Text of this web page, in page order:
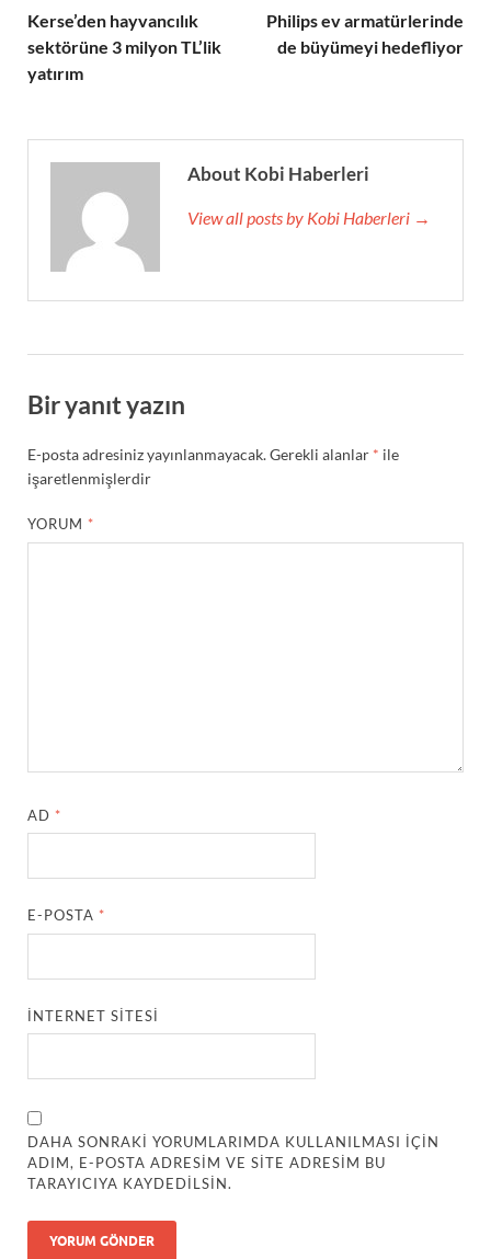
Kerse’den hayvancılık
sektörüne 3 milyon TL’lik
yatırım
Philips ev armatürlerinde
de büyümeyi hedefliyor
About Kobi Haberleri
View all posts by Kobi Haberleri →
Bir yanıt yazın
E-posta adresiniz yayınlanmayacak.Gerekli alanlar * ile
işaretlenmişlerdir
YORUM *
AD *
E-POSTA *
İNTERNET SITESI
DAHA SONRAKI YORUMLARIMDA KULLANILMASI IÇIN
ADIM, E-POSTA ADRESIM VE SITE ADRESIM BU
TARAYICIYA KAYDEDILSIN.